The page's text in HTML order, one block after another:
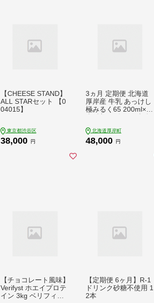
【CHEESE STAND】
ALL STARセット 【0
04015】
東京都渋谷区
38,000 円
3ヵ月 定期便 北海道
厚岸産 牛乳 あっけし
極みるく65 200ml×15
業協同組合】[ ミルク
ノンホモジナイズ製法
北海道厚岸町
48,000 円
【チョコレート風味】
Verifyst ホエイプロテ
イン 3kg ベリフィス
【定期便 6ヶ月】R-1
ドリンク砂糖不使用 1
2本